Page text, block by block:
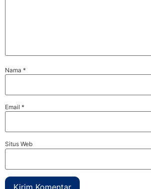
Nama *
Email *
Situs Web